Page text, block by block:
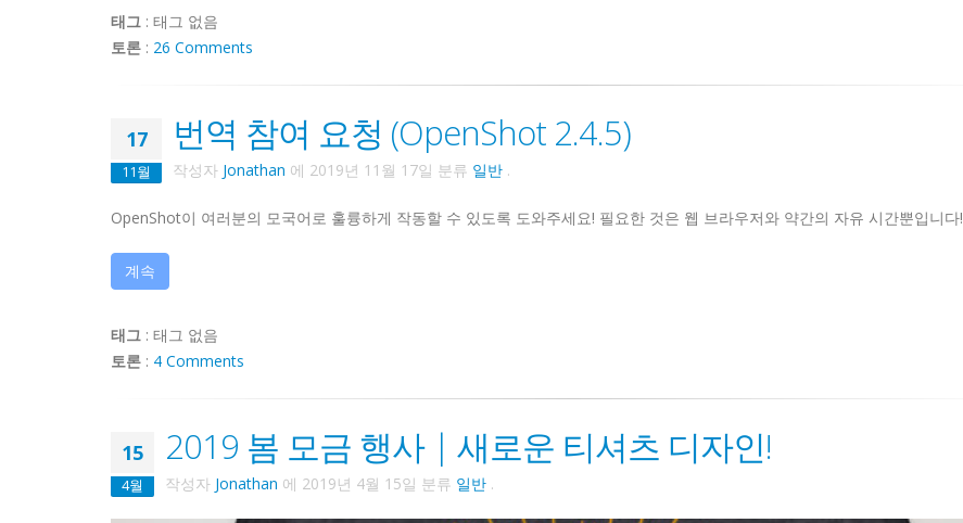
태그 : 태그 없음
토론 : 26 Comments
17
11월
번역 참여 요청 (OpenShot 2.4.5)
작성자 Jonathan 에 2019년 11월 17일 분류 일반 .
OpenShot이 여러분의 모국어로 훌륭하게 작동할 수 있도록 도와주세요! 필요한 것은 웹 브라우저와 약간의 자유 시간뿐입니다!
계속
태그 : 태그 없음
토론 : 4 Comments
15
4월
2019 봄 모금 행사 | 새로운 티셔츠 디자인!
작성자 Jonathan 에 2019년 4월 15일 분류 일반 .